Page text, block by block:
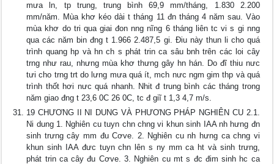
mưa ln, tp trung, trung bình 69,9 mm/tháng, 1.830 2.200
mm/năm. Mùa khơ kéo dài t tháng 11 đn tháng 4 năm sau. Vào
mùa khơ do tri qua giai đon nng nĩng 6 tháng liên tc vi s gi nng
qua các năm bin đng t 1.966 2.487,5 gi. Điu này thun li cho quá
trình quang hp và hn ch s phát trin ca sâu bnh trên các loi cây
trng như rau, nhưng mùa khơ thưng gây hn hán. Do đĩ thiu nưc
tưi cho trng trt do lưng mưa quá ít, mch nưc ngm gim thp và quá
trình thốt hơi nưc quá nhanh. Nhit đ trung bình các tháng trong
năm giao đng t 23,6 0C 26 0C, tc đ giĩ t 1,3 4,7 m/s.
19 CHƯƠNG II NI DUNG VÀ PHƯƠNG PHÁP NGHIÊN CU 2.1.
Ni dung 1. Nghiên cu tuyn chn chng vi khun sinh IAA nh hưng đn
sinh trưng cây mm đu Cơve. 2. Nghiên cu nh hưng ca chng vi
khun sinh IAA đưc tuyn chn lên s ny mm ca ht và sinh trưng,
phát trin ca cây đu Cơve. 3. Nghiên cu mt s đc đim sinh hc ca